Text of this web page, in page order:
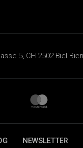
5, CH-2502 Biel-
NEWSLETTER